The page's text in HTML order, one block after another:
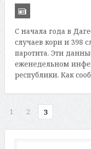
С начала года в
случаев кори и 398
паротита. Эти
еженедельном
республики. Как
1 2 3